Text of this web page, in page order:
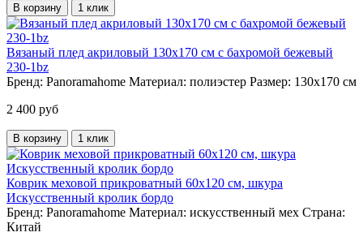
В корзину 1 клик
Вязаный плед акриловый 130х170 см с бахромой бежевый
230-1bz
Бренд: Panoramahome Материал: полиэстер Размер: 130х170 см
2 400 руб
В корзину 1 клик
Коврик меховой прикроватный 60х120 см, шкура
Искусственный кролик бордо
Бренд: Panoramahome Материал: искусственный мех Страна:
Китай